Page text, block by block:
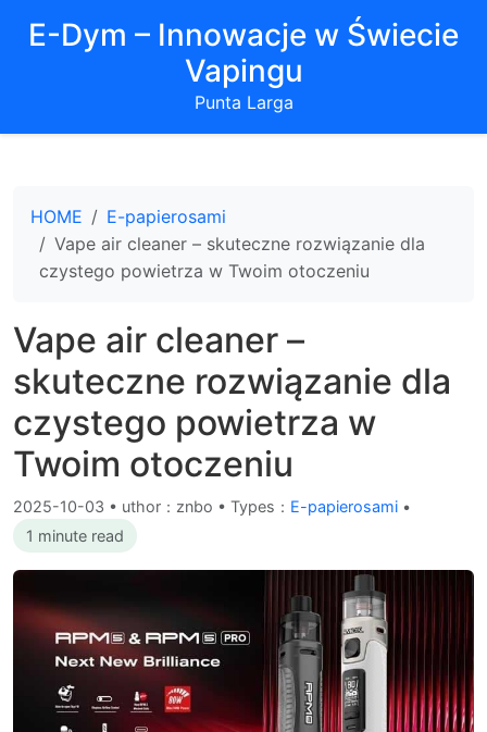
E-Dym – Innowacje w Świecie
Vapingu
Punta Larga
HOME
E-papierosami
Vape air cleaner – skuteczne rozwiązanie dla
czystego powietrza w Twoim otoczeniu
Vape air cleaner –
skuteczne rozwiązanie dla
czystego powietrza w
Twoim otoczeniu
2025-10-03 • uthor：znbo • Types： E-papierosami •
1 minute read